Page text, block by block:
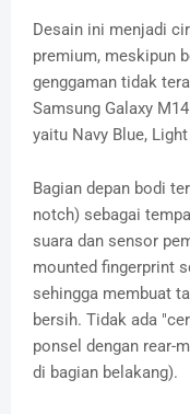
Desain ini menjadi
premium, meskipun
genggaman tidak
Samsung Galaxy
yaitu Navy Blue,
Bagian depan bodi
notch) sebagai
suara dan sensor
mounted fingerprint
sehingga membuat
bersih. Tidak ada
ponsel dengan rear-
di bagian belakang).